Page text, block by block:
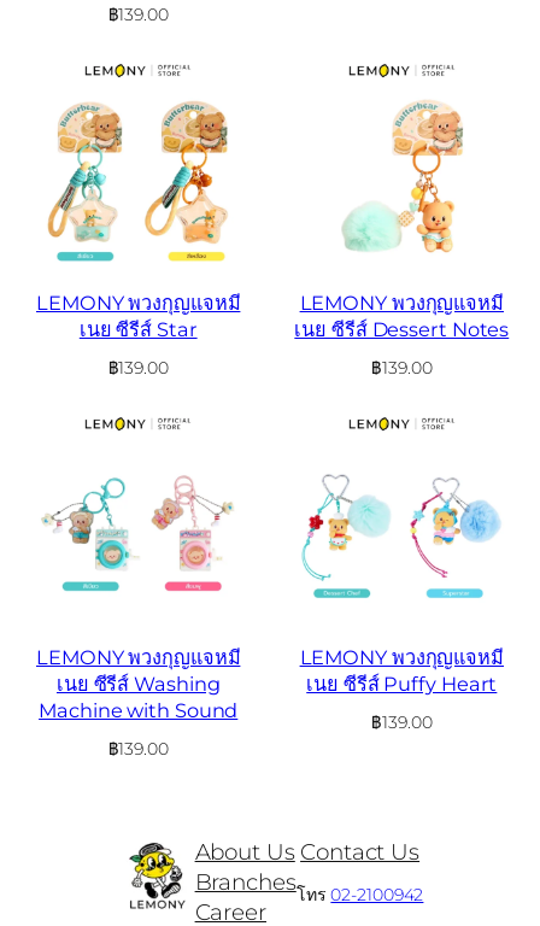
฿139.00
LEMONY พวงกุญแจหมี
เนย ซีรีส์ Star
฿139.00
LEMONY พวงกุญแจหมี
เนย ซีรีส์ Dessert Notes
฿139.00
LEMONY พวงกุญแจหมี
เนย ซีรีส์ Washing
Machine with Sound
฿139.00
LEMONY พวงกุญแจหมี
เนย ซีรีส์ Puffy Heart
฿139.00
About Us
Branches
Career
Contact Us
โทร02-2100942